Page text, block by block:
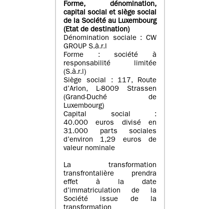
Forme, dénomination,
capital social et siège social
de la Société au Luxembourg
(Etat de destination)
Dénomination sociale : CW
GROUP S.à.r.l
Forme : société à
responsabilité limitée
(S.à.r.l)
Siège social : 117, Route
d’Arlon, L-8009 Strassen
(Grand-Duché de
Luxembourg)
Capital social :
40.000 euros divisé en
31.000 parts sociales
d’environ 1,29 euros de
valeur nominale
La transformation
transfrontalière prendra
effet à la date
d’immatriculation de la
Société issue de la